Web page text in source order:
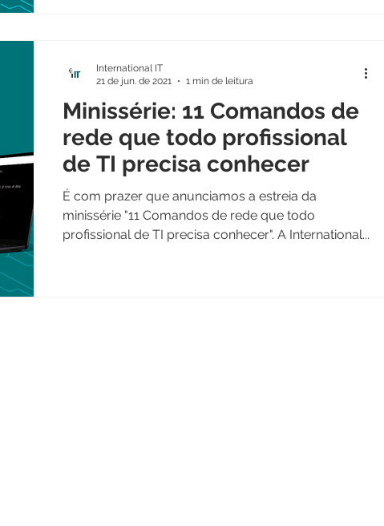
Minissérie: 11 Comandos de
rede que todo profissional
de TI precisa conhecer
É com prazer que anunciamos a estreia da
minissérie "11 Comandos de rede que todo
profissional de TI precisa conhecer". A International...
International IT
21 de jun. de 2021
1 min de leitura